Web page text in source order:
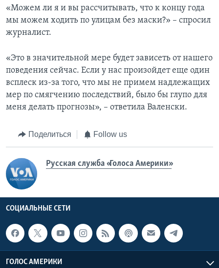
«Можем ли я и вы рассчитывать, что к концу года
мы можем ходить по улицам без маски?» – спросил
журналист.
«Это в значительной мере будет зависеть от нашего
поведения сейчас. Если у нас произойдет еще один
всплеск из-за того, что мы не примем надлежащих
мер по смягчению последствий, было бы глупо для
меня делать прогнозы», – ответила Валенски.
Поделиться Follow us
Русская служба «Голоса Америки»
СОЦИАЛЬНЫЕ СЕТИ
ГОЛОС АМЕРИКИ